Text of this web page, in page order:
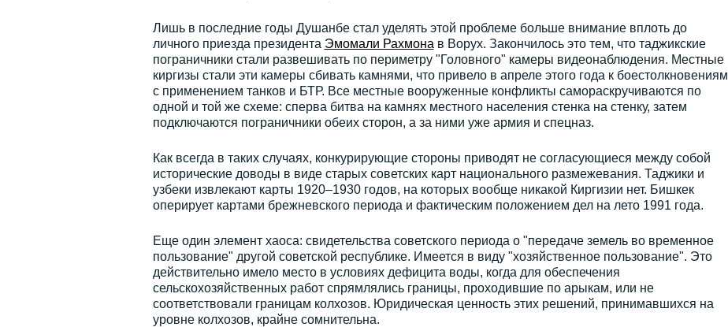
Лишь в последние годы Душанбе стал уделять этой проблеме больше внимание вплоть до
личного приезда президента Эмомали Рахмона в Ворух. Закончилось это тем, что таджикские
пограничники стали развешивать по периметру "Головного" камеры видеонаблюдения. Местные
киргизы стали эти камеры сбивать камнями, что привело в апреле этого года к боестолкновениям
с применением танков и БТР. Все местные вооруженные конфликты самораскручиваются по
одной и той же схеме: сперва битва на камнях местного населения стенка на стенку, затем
подключаются пограничники обеих сторон, а за ними уже армия и спецназ.
Как всегда в таких случаях, конкурирующие стороны приводят не согласующиеся между собой
исторические доводы в виде старых советских карт национального размежевания. Таджики и
узбеки извлекают карты 1920–1930 годов, на которых вообще никакой Киргизии нет. Бишкек
оперирует картами брежневского периода и фактическим положением дел на лето 1991 года.
Еще один элемент хаоса: свидетельства советского периода о "передаче земель во временное
пользование" другой советской республике. Имеется в виду "хозяйственное пользование". Это
действительно имело место в условиях дефицита воды, когда для обеспечения
сельскохозяйственных работ спрямлялись границы, проходившие по арыкам, или не
соответствовали границам колхозов. Юридическая ценность этих решений, принимавшихся на
уровне колхозов, крайне сомнительна.